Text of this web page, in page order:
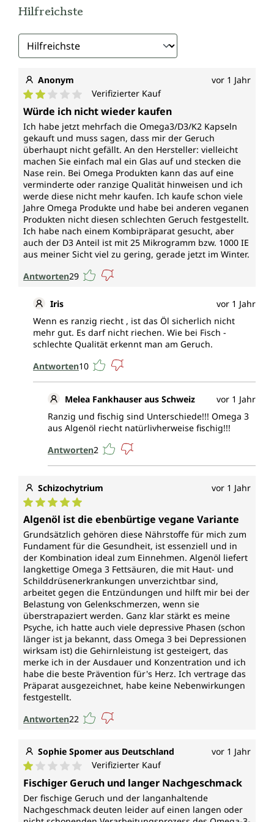
benötigen dabei kein Sonnenlicht. Ein besonderes
Omega-3-Fettsäuren zu produzieren, speziell EPA
(Eicosapentaensäure) und DHA
für den menschlichen Körper verwertbar und spielen
eine wichtige Rolle in unserer Ernährung.
Vegan und nachhaltig produziert
Auch wenn Omega 3 üblicherweise aus Fischen und
Krill gewonnen wird, bietet das aus Schizochytrium
gewonnene Öl eine rein pflanzliche Alternative, die
besonders für die vegane Ernährung geeignet ist. Zur
nachhaltigen Produktion von EPA und DHA werden
die Algen in großen Tanks unter künstlichen
Bedingungen, ähnlich dem natürlichen Meerwasser,
gezüchtet. Dieser Prozess schont die Meeresumwelt
und deren Bewohner, da er ohne die
Beeinträchtigung natürlicher Fisch- und Krillbestände
auskommt. Die Algenzucht erfolgt dabei unter
strengen umweltschonenden Bedingungen.
Wirkungsspektrum*
EPA (Eicosapentaensäure) und DHA
(Docosahexaensäure) tragen bei einer täglichen
Aufnahme von 250 mg zu einer normalen
DHA (Docosahexaensäure) trägt außerdem zur
normalen Gehirnfunktion und zu Erhaltung der
normalen Sehkraft bei, wenn täglich 250 mg DHA
aufgenommen werden.
Vitamin D (Cholecalciferol) trägt zur normalen
Aufnahme/Verwertung von Calcium und Phosphor,
zum normalen Calciumspiel im Blut, zur Erhaltung
normaler Knochen und Zähne, zu einer normalen
Muskelfunktion, sowie zur normalen Funktion des
Immunsystems bei und hat eine Funktion bei der
Zellteilung.
Vitamin K (Menachinon) trägt zur normalen
Blutgerinnung und zur Erhaltung normaler Knochen
bei.
*Durch die Europäische Behörde für
Lebensmittelsicherheit zugelassene
gesundheitsbezogene Angaben
Jede Dose Omega 3 + D3/K2-Kapseln von Unimedica
enthält 60 Kapseln. Das entspricht einem 2-
Monatsvorrat.
Vegane Kapselhülle aus pflanzlicher Gelatine (Stärke),
frei von Carrageen und PEG. Omega 3 + D3/K2-
Kapseln von Unimedica sind, entsprechend
gesetzlicher Vorgaben, frei von Zusätzen wie
Farbstoffen, Stabilisatoren, Trennmitteln wie
Hilfreichste
Anonym vor 1 Jahr
Durchschnittliche Bewertung von 2 von 5 Sternen
Verifizierter Kauf
Würde ich nicht wieder kaufen
Ich habe jetzt mehrfach die Omega3/D3/K2 Kapseln
gekauft und muss sagen, dass mir der Geruch
überhaupt nicht gefällt. An den Hersteller: vielleicht
machen Sie einfach mal ein Glas auf und stecken die
Nase rein. Bei Omega Produkten kann das auf eine
verminderte oder ranzige Qualität hinweisen und ich
werde diese nicht mehr kaufen. Ich kaufe schon viele
Jahre Omega Produkte und habe bei anderen veganen
Produkten nicht diesen schlechten Geruch festgestellt.
Ich habe nach einem Kombipräparat gesucht, aber
auch der D3 Anteil ist mit 25 Mikrogramm bzw. 1000 IE
aus meiner Sicht viel zu gering, gerade jetzt im Winter.
Antworten29
Iris
vor 1 Jahr
Wenn es ranzig riecht , ist das Öl sicherlich nicht
mehr gut. Es darf nicht riechen. Wie bei Fisch -
schlechte Qualität erkennt man am Geruch.
Antworten10
Melea Fankhauser aus Schweiz
vor 1 Jahr
Ranzig und fischig sind Unterschiede!!! Omega 3
aus Algenöl riecht natürlivherweise fischig!!!
Antworten2
Schizochytrium vor 1 Jahr
Durchschnittliche Bewertung von 5 von 5 Sternen
Algenöl ist die ebenbürtige vegane Variante
Grundsätzlich gehören diese Nährstoffe für mich zum
Fundament für die Gesundheit, ist essenziell und in
der Kombination ideal zum Einnehmen. Algenöl liefert
langkettige Omega 3 Fettsäuren, die mit Haut- und
Schilddrüsenerkrankungen unverzichtbar sind,
arbeitet gegen die Entzündungen und hilft mir bei der
Belastung von Gelenkschmerzen, wenn sie
überstrapaziert werden. Ganz klar stärkt es meine
Psyche, ich hatte auch viele depressive Phasen (schon
länger ist ja bekannt, dass Omega 3 bei Depressionen
wirksam ist) die Gehirnleistung ist gesteigert, das
merke ich in der Ausdauer und Konzentration und ich
habe die beste Prävention für's Herz. Ich vertrage das
Präparat ausgezeichnet, habe keine Nebenwirkungen
festgestellt.
Antworten22
Sophie Spomer aus Deutschland vor 1 Jahr
Durchschnittliche Bewertung von 1 von 5 Sternen
Verifizierter Kauf
Fischiger Geruch und langer Nachgeschmack
Der fischige Geruch und der langanhaltende
Nachgeschmack deuten leider auf einen langen oder